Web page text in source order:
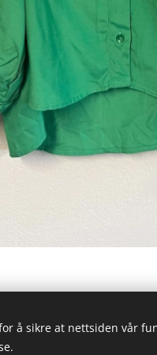
å sikre at nettsiden vår